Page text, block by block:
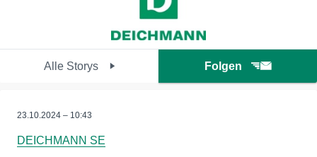
Alle Storys Folgen
23.10.2024 – 10:43
DEICHMANN SE